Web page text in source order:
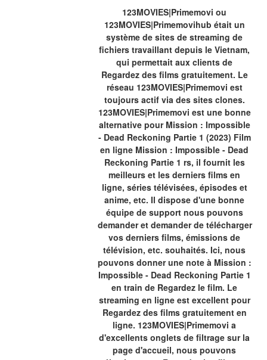
123MOVIES|Primemovi ou
123MOVIES|Primemovihub était un
système de sites de streaming de
fichiers travaillant depuis le Vietnam,
qui permettait aux clients de
Regardez des films gratuitement. Le
réseau 123MOVIES|Primemovi est
toujours actif via des sites clones.
123MOVIES|Primemovi est une bonne
alternative pour Mission : Impossible
- Dead Reckoning Partie 1 (2023) Film
en ligne Mission : Impossible - Dead
Reckoning Partie 1 rs, il fournit les
meilleurs et les derniers films en
ligne, séries télévisées, épisodes et
anime, etc. Il dispose d'une bonne
équipe de support nous pouvons
demander et demander de télécharger
vos derniers films, émissions de
télévision, etc. souhaités. Ici, nous
pouvons donner une note à Mission :
Impossible - Dead Reckoning Partie 1
en train de Regardez le film. Le
streaming en ligne est excellent pour
Regardez des films gratuitement en
ligne. 123MOVIES|Primemovi a
d'excellents onglets de filtrage sur la
page d'accueil, nous pouvons